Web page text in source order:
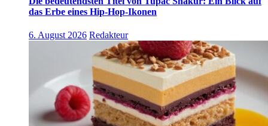
das Erbe eines Hip-Hop-Ikonen
6. August 2026 Redakteur